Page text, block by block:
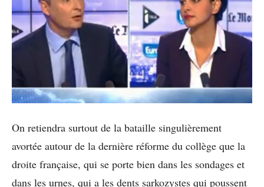
On retiendra surtout de la bataille singulièrement
avortée autour de la dernière réforme du collège que la
droite française, qui se porte bien dans les sondages et
dans les urnes, qui a les dents sarkozystes qui poussent